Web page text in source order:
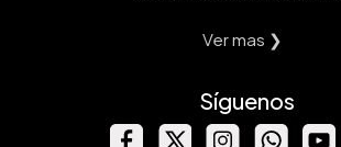
Ver mas ❯
Síguenos